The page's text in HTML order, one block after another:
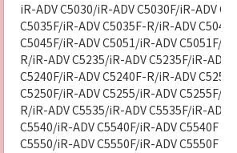
iR-ADV C5030/iR-ADV C5030F/iR-ADV
C5035F/iR-ADV C5035F-R/iR-ADV
C5045F/iR-ADV C5051/iR-ADV C5051F/
R/iR-ADV C5235/iR-ADV C5235F/iR-ADV
C5240F/iR-ADV C5240F-R/iR-ADV
C5250F/iR-ADV C5255/iR-ADV C5255F/
R/iR-ADV C5535/iR-ADV C5535F/iR-ADV
C5540/iR-ADV C5540F/iR-ADV C5540F
C5550/iR-ADV C5550F/iR-ADV C5550F